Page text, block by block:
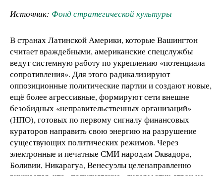
Источник: Фонд стратегической культуры
В странах Латинской Америки, которые Вашингтон
считает враждебными, американские спецслужбы
ведут системную работу по укреплению «потенциала
сопротивления». Для этого радикализируют
оппозиционные политические партии и создают новые,
ещё более агрессивные, формируют сети внешне
безобидных «неправительственных организаций»
(НПО), готовых по первому сигналу финансовых
кураторов направить свою энергию на разрушение
существующих политических режимов. Через
электронные и печатные СМИ народам Эквадора,
Боливии, Никарагуа, Венесуэлы целенаправленно